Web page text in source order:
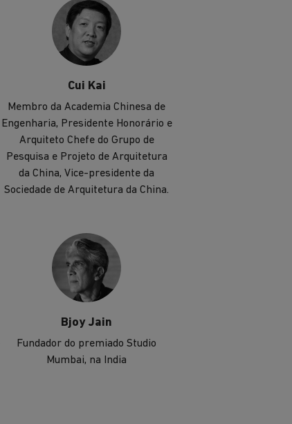
Cui Kai
Membro da Academia Chinesa de
Engenharia, Presidente Honorário e
Arquiteto Chefe do Grupo de
Pesquisa e Projeto de Arquitetura
da China, Vice-presidente da
Sociedade de Arquitetura da China.
Bjoy Jain
Fundador do premiado Studio
Mumbai, na India